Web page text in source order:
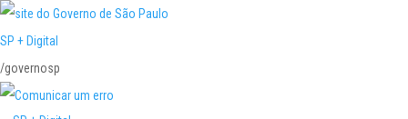
SP + Digital
/governosp